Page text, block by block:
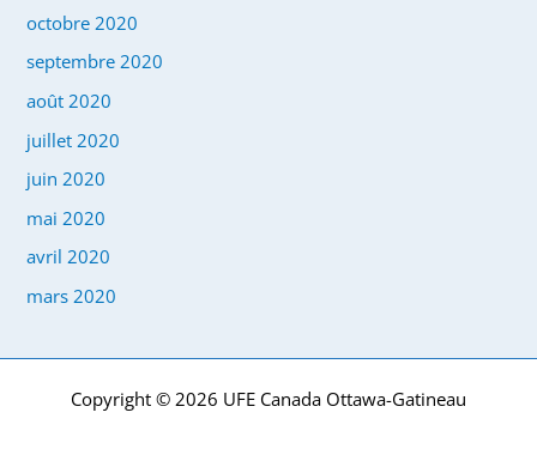
octobre 2020
septembre 2020
août 2020
juillet 2020
juin 2020
mai 2020
avril 2020
mars 2020
Copyright © 2026 UFE Canada Ottawa-Gatineau